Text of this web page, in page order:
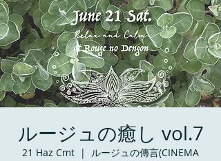
ルージュの癒し vol.7
21 Haz Cmt
  |
ルージュの傳言(CINEMA